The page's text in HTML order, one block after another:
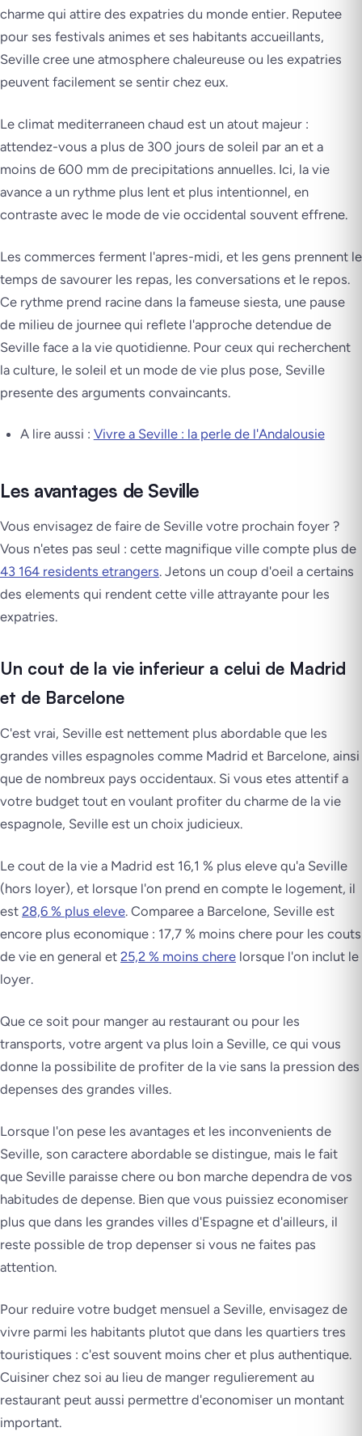
charme qui attire des expatries du monde entier. Reputee
pour ses festivals animes et ses habitants accueillants,
Seville cree une atmosphere chaleureuse ou les expatries
peuvent facilement se sentir chez eux.
Le climat mediterraneen chaud est un atout majeur :
attendez-vous a plus de 300 jours de soleil par an et a
moins de 600 mm de precipitations annuelles. Ici, la vie
avance a un rythme plus lent et plus intentionnel, en
contraste avec le mode de vie occidental souvent effrene.
Les commerces ferment l'apres-midi, et les gens prennent le
temps de savourer les repas, les conversations et le repos.
Ce rythme prend racine dans la fameuse siesta, une pause
de milieu de journee qui reflete l'approche detendue de
Seville face a la vie quotidienne. Pour ceux qui recherchent
la culture, le soleil et un mode de vie plus pose, Seville
presente des arguments convaincants.
A lire aussi : Vivre a Seville : la perle de l'Andalousie
Les avantages de Seville
Vous envisagez de faire de Seville votre prochain foyer ?
Vous n'etes pas seul : cette magnifique ville compte plus de
43 164 residents etrangers. Jetons un coup d'oeil a certains
des elements qui rendent cette ville attrayante pour les
expatries.
Un cout de la vie inferieur a celui de Madrid
et de Barcelone
C'est vrai, Seville est nettement plus abordable que les
grandes villes espagnoles comme Madrid et Barcelone, ainsi
que de nombreux pays occidentaux. Si vous etes attentif a
votre budget tout en voulant profiter du charme de la vie
espagnole, Seville est un choix judicieux.
Le cout de la vie a Madrid est 16,1 % plus eleve qu'a Seville
(hors loyer), et lorsque l'on prend en compte le logement, il
est 28,6 % plus eleve. Comparee a Barcelone, Seville est
encore plus economique : 17,7 % moins chere pour les couts
de vie en general et 25,2 % moins chere lorsque l'on inclut le
loyer.
Que ce soit pour manger au restaurant ou pour les
transports, votre argent va plus loin a Seville, ce qui vous
donne la possibilite de profiter de la vie sans la pression des
depenses des grandes villes.
Lorsque l'on pese les avantages et les inconvenients de
Seville, son caractere abordable se distingue, mais le fait
que Seville paraisse chere ou bon marche dependra de vos
habitudes de depense. Bien que vous puissiez economiser
plus que dans les grandes villes d'Espagne et d'ailleurs, il
reste possible de trop depenser si vous ne faites pas
attention.
Pour reduire votre budget mensuel a Seville, envisagez de
vivre parmi les habitants plutot que dans les quartiers tres
touristiques : c'est souvent moins cher et plus authentique.
Cuisiner chez soi au lieu de manger regulierement au
restaurant peut aussi permettre d'economiser un montant
important.